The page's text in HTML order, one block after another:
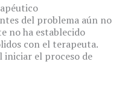
del problema aún no
no ha establecido
con el terapeuta.
iniciar el proceso de